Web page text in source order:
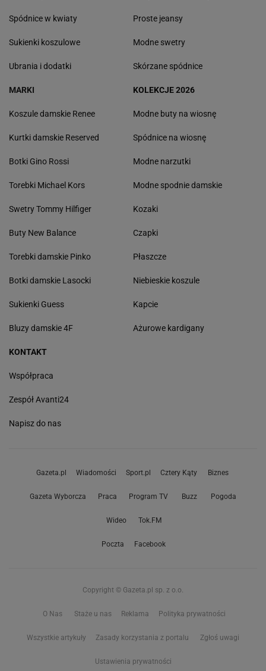
Spódnice w kwiaty
Sukienki koszulowe
Ubrania i dodatki
Proste jeansy
Modne swetry
Skórzane spódnice
MARKI
Koszule damskie Renee
Kurtki damskie Reserved
Botki Gino Rossi
Torebki Michael Kors
Swetry Tommy Hilfiger
Buty New Balance
Torebki damskie Pinko
Botki damskie Lasocki
Sukienki Guess
Bluzy damskie 4F
KOLEKCJE 2026
Modne buty na wiosnę
Spódnice na wiosnę
Modne narzutki
Modne spodnie damskie
Kozaki
Czapki
Płaszcze
Niebieskie koszule
Kapcie
Ażurowe kardigany
KONTAKT
Współpraca
Zespół Avanti24
Napisz do nas
Gazeta.pl Wiadomości Sport.pl Cztery Kąty Biznes
Gazeta Wyborcza Praca Program TV Buzz Pogoda
Wideo Tok.FM
Poczta Facebook
Copyright © Gazeta.pl sp. z o.o.
O Nas Staże u nas Reklama Polityka prywatności
Wszystkie artykuły Zasady korzystania z portalu Zgłoś uwagi
Ustawienia prywatności